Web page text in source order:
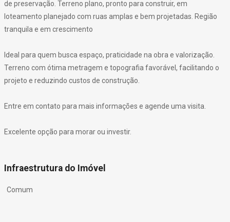
de preservação. Terreno plano, pronto para construir, em
loteamento planejado com ruas amplas e bem projetadas. Região
tranquila e em crescimento
Ideal para quem busca espaço, praticidade na obra e valorização.
Terreno com ótima metragem e topografia favorável, facilitando o
projeto e reduzindo custos de construção.
Entre em contato para mais informações e agende uma visita.
Excelente opção para morar ou investir.
Infraestrutura do Imóvel
Comum